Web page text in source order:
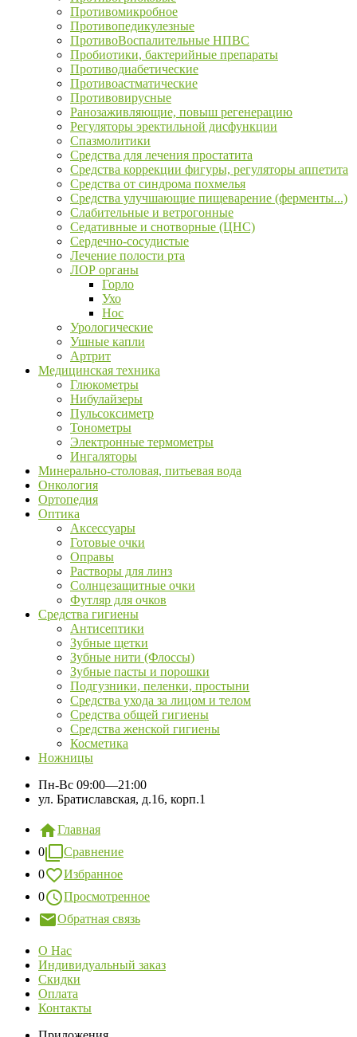
Противомикробное
Противопедикулезные
ПротивоВоспалительные НПВС
Пробиотики, бактерийные препараты
Противодиабетические
Противоастматические
Противовирусные
Ранозаживляющие, повыш регенерацию
Регуляторы эректильной дисфункции
Спазмолитики
Средства для лечения простатита
Средства коррекции фигуры, регуляторы аппетита
Средства от синдрома похмелья
Средства улучшающие пищеварение (ферменты...)
Слабительные и ветрогонные
Седативные и снотворные (ЦНС)
Сердечно-сосудистые
Лечение полости рта
ЛОР органы
Горло
Ухо
Нос
Урологические
Ушные капли
Артрит
Медицинская техника
Глюкометры
Нибулайзеры
Пульсоксиметр
Тонометры
Электронные термометры
Ингаляторы
Минерально-столовая, питьевая вода
Онкология
Ортопедия
Оптика
Аксессуары
Готовые очки
Оправы
Растворы для линз
Солнцезащитные очки
Футляр для очков
Средства гигиены
Антисептики
Зубные щетки
Зубные нити (Флоссы)
Зубные пасты и порошки
Подгузники, пеленки, простыни
Средства ухода за лицом и телом
Средства общей гигиены
Средства женской гигиены
Косметика
Ножницы
Пн-Вс 09:00—21:00
ул. Братиславская, д.16, корп.1
Главная
0
Сравнение
0
Избранное
0
Просмотренное
Обратная связь
О Нас
Индивидуальный заказ
Скидки
Оплата
Контакты